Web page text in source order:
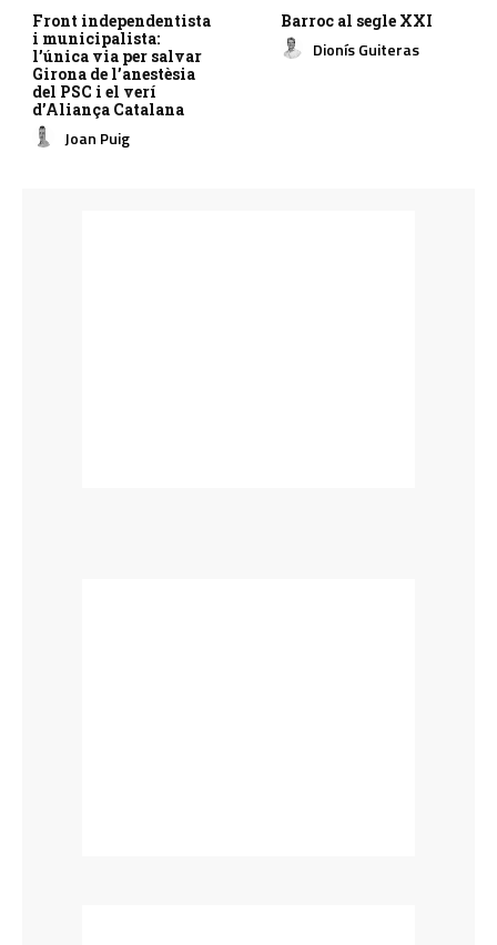
Front independentista
i municipalista:
l’única via per salvar
Girona de l’anestèsia
del PSC i el verí
d’Aliança Catalana
Joan Puig
Barroc al segle XXI
Dionís Guiteras